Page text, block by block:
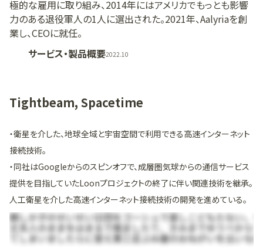
サービス・製品概要2022.10
Tightbeam, Spacetime
・衛星を介した、地球全域と宇宙空間で利用できる高速インターネット
接続技術。
・同社はGoogleからのスピンオフで、成層圏気球からの通信サービス
提供を目指していたLoonプロジェクトの終了に伴い関連技術を継承。
人工衛星を介した高速インターネット接続技術の開発を進めている。
極的な雇用に取り組み、2014年にはアメリカでもっとも影響
力のある退役軍人の1人に選出された。2021年、Aalyriaを創
業し、CEOに就任。